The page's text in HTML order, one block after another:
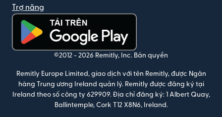
Trợ năng
(mở trong cửa sổ mới)
©2012 - 2026 Remitly, Inc. Bản quyền
Remitly Europe Limited, giao dịch với tên Remitly, được Ngân
hàng Trung ương Ireland quản lý. Remitly được đăng ký tại
Ireland theo số công ty 629909. Địa chỉ đăng ký: 1 Albert Quay,
Ballintemple, Cork T12 X8N6, Ireland.